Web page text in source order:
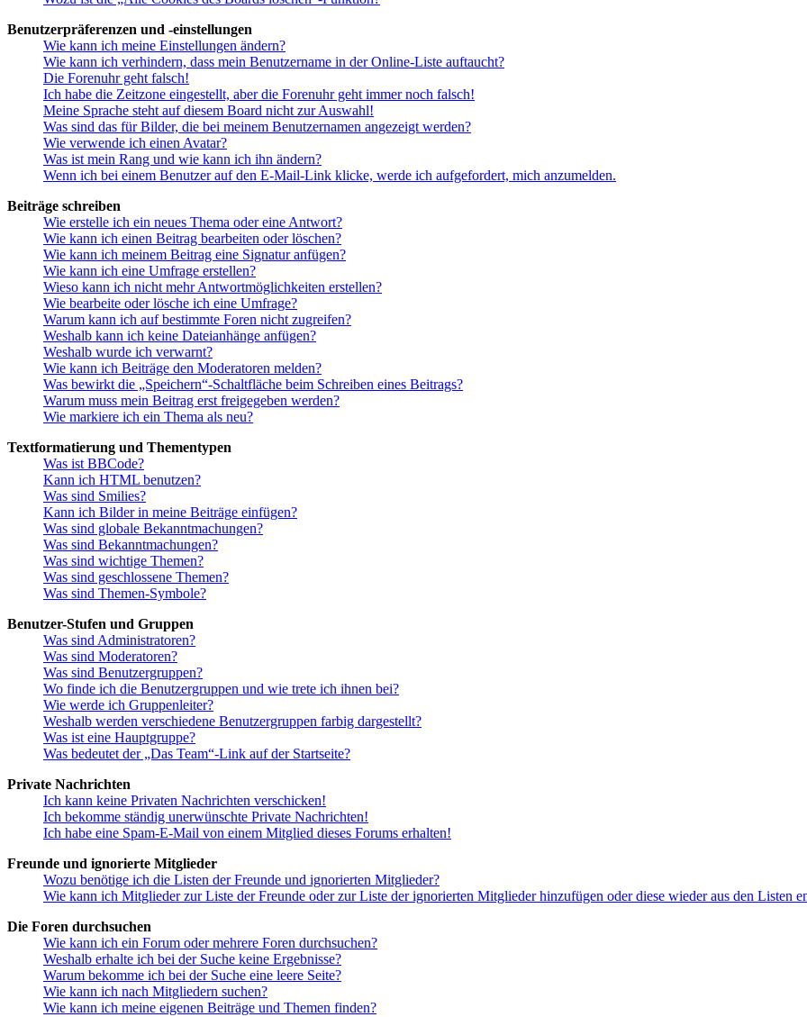
Benutzerpräferenzen und -einstellungen
Wie kann ich meine Einstellungen ändern?
Wie kann ich verhindern, dass mein Benutzername in der Online-Liste auftaucht?
Die Forenuhr geht falsch!
Ich habe die Zeitzone eingestellt, aber die Forenuhr geht immer noch falsch!
Meine Sprache steht auf diesem Board nicht zur Auswahl!
Was sind das für Bilder, die bei meinem Benutzernamen angezeigt werden?
Wie verwende ich einen Avatar?
Was ist mein Rang und wie kann ich ihn ändern?
Wenn ich bei einem Benutzer auf den E-Mail-Link klicke, werde ich aufgefordert, mich anzumelden.
Beiträge schreiben
Wie erstelle ich ein neues Thema oder eine Antwort?
Wie kann ich einen Beitrag bearbeiten oder löschen?
Wie kann ich meinem Beitrag eine Signatur anfügen?
Wie kann ich eine Umfrage erstellen?
Wieso kann ich nicht mehr Antwortmöglichkeiten erstellen?
Wie bearbeite oder lösche ich eine Umfrage?
Warum kann ich auf bestimmte Foren nicht zugreifen?
Weshalb kann ich keine Dateianhänge anfügen?
Weshalb wurde ich verwarnt?
Wie kann ich Beiträge den Moderatoren melden?
Was bewirkt die „Speichern“-Schaltfläche beim Schreiben eines Beitrags?
Warum muss mein Beitrag erst freigegeben werden?
Wie markiere ich ein Thema als neu?
Textformatierung und Thementypen
Was ist BBCode?
Kann ich HTML benutzen?
Was sind Smilies?
Kann ich Bilder in meine Beiträge einfügen?
Was sind globale Bekanntmachungen?
Was sind Bekanntmachungen?
Was sind wichtige Themen?
Was sind geschlossene Themen?
Was sind Themen-Symbole?
Benutzer-Stufen und Gruppen
Was sind Administratoren?
Was sind Moderatoren?
Was sind Benutzergruppen?
Wo finde ich die Benutzergruppen und wie trete ich ihnen bei?
Wie werde ich Gruppenleiter?
Weshalb werden verschiedene Benutzergruppen farbig dargestellt?
Was ist eine Hauptgruppe?
Was bedeutet der „Das Team“-Link auf der Startseite?
Private Nachrichten
Ich kann keine Privaten Nachrichten verschicken!
Ich bekomme ständig unerwünschte Private Nachrichten!
Ich habe eine Spam-E-Mail von einem Mitglied dieses Forums erhalten!
Freunde und ignorierte Mitglieder
Wozu benötige ich die Listen der Freunde und ignorierten Mitglieder?
Wie kann ich Mitglieder zur Liste der Freunde oder zur Liste der ignorierten Mitglieder hinzufügen oder diese wieder aus den Listen
Die Foren durchsuchen
Wie kann ich ein Forum oder mehrere Foren durchsuchen?
Weshalb erhalte ich bei der Suche keine Ergebnisse?
Warum bekomme ich bei der Suche eine leere Seite?
Wie kann ich nach Mitgliedern suchen?
Wie kann ich meine eigenen Beiträge und Themen finden?